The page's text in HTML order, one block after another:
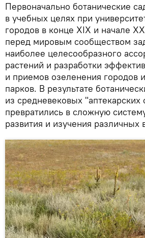
Первоначально ботанические
в учебных целях при
городов в конце XIX и начале
перед мировым сообществом
наиболее целесообразного
растений и разработки
и приемов озеленения городов
парков. В результате
из средневековых "аптекарских
превратились в сложную
развития и изучения различных